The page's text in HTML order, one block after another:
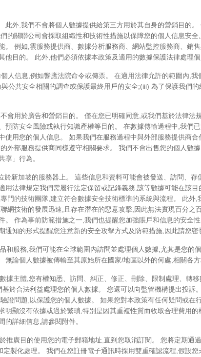
外,我們不會將個人數據提供給第三方用於其自身的營銷目的
的關聯公司會採取組織性和技術性措施以保障您的個人信息安
。 例如,雲服務提供商、數據分析服務商、網站監控服務商、銷
目的。 此外,他們必須依據本政策及適用的數據保護法律處理個
人信息,例如響應法院命令或傳票。 在適用法律允許的範圍內,
公共安全相關的調查或保護最終用戶的安全;(iii) 為了保護我們
會用於廣告和營銷目的。 僅在您已明確同意,或我們基於法律
預防安全風險或執行知識產權等目的。 在數據傳輸過程中,我們
用您的個人信息。 如果我們在服務過程中與外部服務提供商
外部服務提供商同樣遵守相關要求。 我們不會出售您的個人數
享」行為。
新加坡的服務器上。 這些信息和資料可能會被發送、訪問、
用法律規定我們需履行法定保留或記錄義務,該等數據可能在該
門的技術團隊,建立符合數據安全技術標準的系統與流程。 此
網技術的發展迅速,且存在潛在的惡意攻擊,因此無法實現百分之
。 作為事前防範措施之一,我們也提醒您加強賬戶和信息的安全
知的形式提醒您注意新的安全攻擊方式及防範措施,因此請您密
和服務,我們可能在全球範圍內訪問並處理個人數據,尤其是您的
論個人數據被傳輸至其原始所在國家/地區以外的何處,相關各
據主體,您有權知悉、訪問、糾正、修正、刪除、限制處理、轉
於合法利益處理您的個人數據。 您還可以向監管機構提出投
證問題,以保護您的個人數據。 如果您對本政策有任何疑問或
明顯沒有依據或過於繁瑣,特別是因其重複性質而收取合理費用
詳細信息,請參閱附件。
推廣目的使用您的電子郵箱地址,直到您取消訂閱。 您將定期通
製化處理。 我們在您註冊電子通訊時採用雙重確認流程,假設